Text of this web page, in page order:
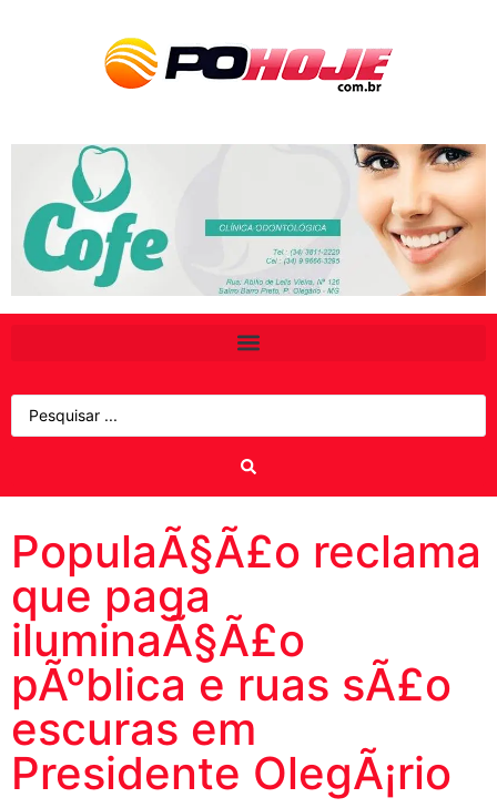
PopulaÃ§Ã£o reclama
que paga
iluminaÃ§Ã£o
pÃºblica e ruas sÃ£o
escuras em
Presidente OlegÃ¡rio